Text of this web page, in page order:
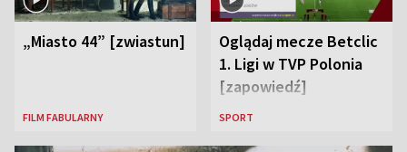
„Miasto 44” [zwiastun]
FILM FABULARNY
Oglądaj mecze Betclic
1. Ligi w TVP Polonia
[zapowiedź]
SPORT